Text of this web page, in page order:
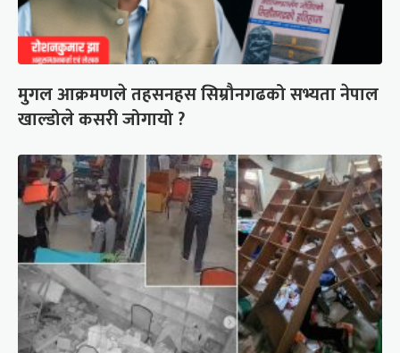
मुगल आक्रमणले तहसनहस सिम्रौनगढको सभ्यता नेपाल
खाल्डोले कसरी जोगायो ?